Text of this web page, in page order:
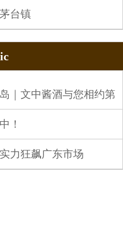
台镇
｜文中酱酒与您相约第
！
力狂飙广东市场